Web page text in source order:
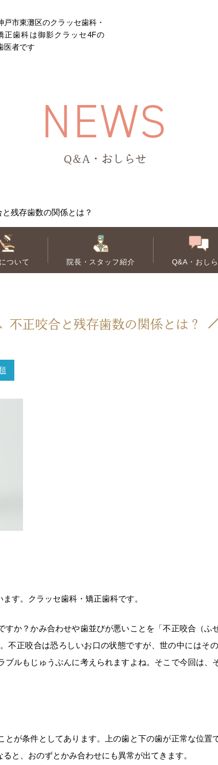
戸市東灘区のクラッセ歯科・
正歯科は御影クラッセ4Fの
医者です
医院について
根管治療
小児歯科
Q&A・おしらせ
NEWS
残存歯数の関係とは？
ついて 院長・スタッフ紹介 Q&A・おし
不正咬合と残存歯数の関係とは？
す。クラッセ歯科・矯正歯科です。
すか？かみ合わせや歯並びが悪いことを「不正咬合（
不正咬合は恐ろしいお口の状態ですが、世の中にはそ
ルもじゅうぶんに考えられますよね。そこで今回は
が条件としてあります。上の歯と下の歯が正常な位置
と、おのずとかみ合わせにも異常が出てきます。